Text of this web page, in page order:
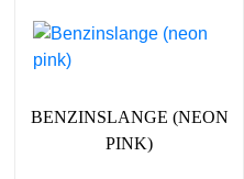
BENZINSLANGE (NEON
PINK)